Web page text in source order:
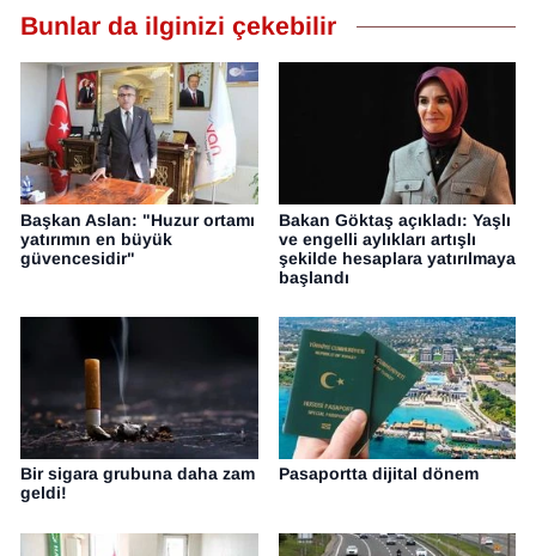
Bunlar da ilginizi çekebilir
Başkan Aslan: "Huzur ortamı
yatırımın en büyük
güvencesidir"
Bakan Göktaş açıkladı: Yaşlı
ve engelli aylıkları artışlı
şekilde hesaplara yatırılmaya
başlandı
Bir sigara grubuna daha zam
geldi!
Pasaportta dijital dönem